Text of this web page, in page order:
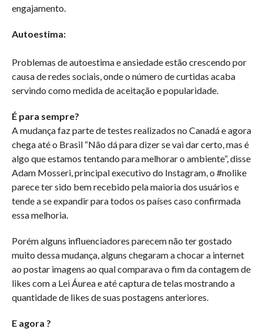
engajamento.
Autoestima:
Problemas de autoestima e ansiedade estão crescendo por
causa de redes sociais, onde o número de curtidas acaba
servindo como medida de aceitação e popularidade.
É para sempre?
A mudança faz parte de testes realizados no Canadá e agora
chega até o Brasil “Não dá para dizer se vai dar certo, mas é
algo que estamos tentando para melhorar o ambiente”, disse
Adam Mosseri, principal executivo do Instagram, o #nolike
parece ter sido bem recebido pela maioria dos usuários e
tende a se expandir para todos os países caso confirmada
essa melhoria.
Porém alguns influenciadores parecem não ter gostado
muito dessa mudança, alguns chegaram a chocar a internet
ao postar imagens ao qual comparava o fim da contagem de
likes com a Lei Áurea e até captura de telas mostrando a
quantidade de likes de suas postagens anteriores.
E agora ?